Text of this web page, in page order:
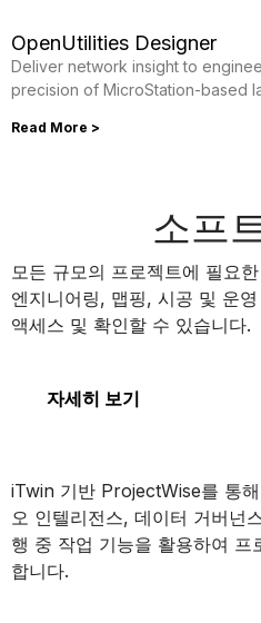
OpenUtilities Designer
Deliver network insight to
precision of MicroStation-based
Read More >
소프
MicroStation
모든 규모의 프로젝트에 필요
엔지니어링, 맵핑, 시공 및 운
액세스 및 확인할 수 있습니다.
자세히 보기
ProjectWise
iTwin 기반 ProjectWise를 통
오 인텔리전스, 데이터 거버넌
행 중 작업 기능을 활용하여 프
합니다.